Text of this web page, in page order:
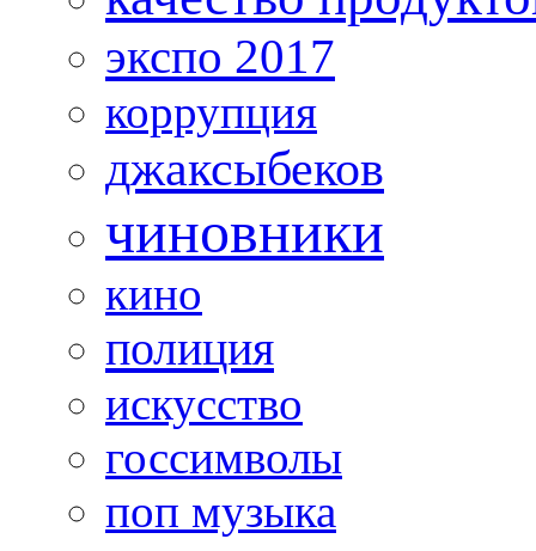
экспо 2017
коррупция
джаксыбеков
чиновники
кино
полиция
искусство
госсимволы
поп музыка